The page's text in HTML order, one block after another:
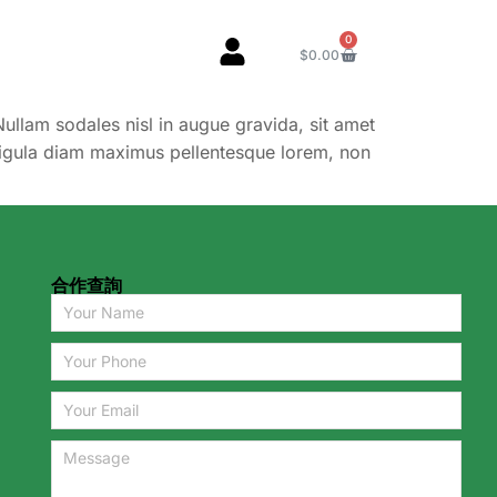
$0.00
0
sodales nisl in augue gravida, sit amet
diam maximus pellentesque lorem, non
合作查詢